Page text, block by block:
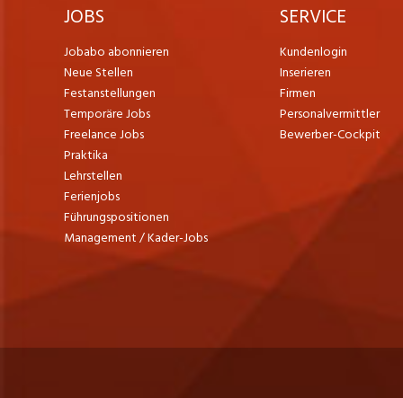
JOBS
Jobabo abonnieren
Neue Stellen
Festanstellungen
Temporäre Jobs
Freelance Jobs
Praktika
Lehrstellen
Ferienjobs
Führungspositionen
Management / Kader-Jobs
SERVICE
Kundenlogin
Inserieren
Firmen
Personalvermittler
Bewerber-Cockpit